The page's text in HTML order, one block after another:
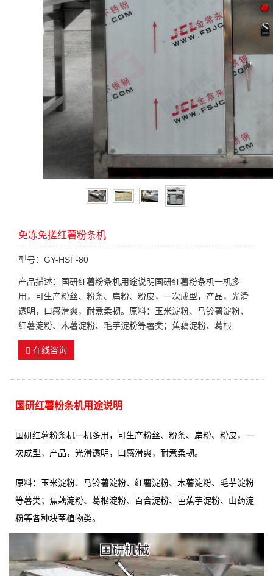
免冻免搓红薯粉条机
型号：GY-HSF-80
产品描述：国研红薯粉条机用途说明国研红薯粉条机一机多
用，可生产粉丝、粉条、扁粉、粉皮，一次成型，产品，光滑
透明，口感滑爽，耐煮柔韧。原料：玉米淀粉、马铃薯淀粉、
红薯淀粉、木薯淀粉、毛芋淀粉等薯类；蕉藕淀粉、葛根
在线咨询
国研红薯粉条机用途说明
国研红薯粉条机一机多用，可生产粉丝、粉条、扁粉、粉皮，一
次成型，产品，光滑透明，口感滑爽，耐煮柔韧。
原料：玉米淀粉、马铃薯淀粉、红薯淀粉、木薯淀粉、毛芋淀粉
等薯类；蕉藕淀粉、葛根淀粉、百合淀粉、芭蕉芋淀粉、山药淀
粉等各种块茎植物类。